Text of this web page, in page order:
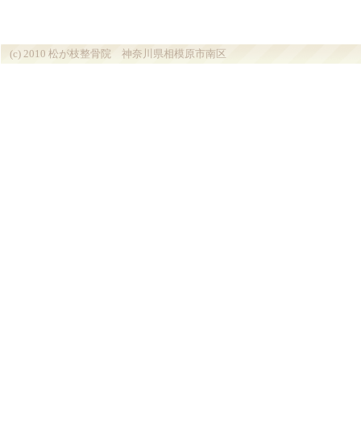
(c) 2010 松が枝整骨院 神奈川県相模原市南区